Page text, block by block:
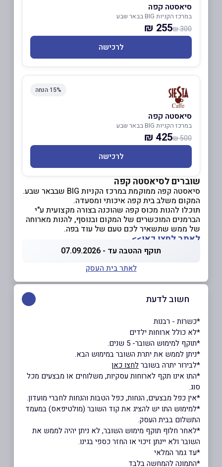
סיאסטה קפה
במרכז הקניות BIG בבאר שבע
300 ₪
255 ₪
לרכישה
15% הנחה
סיאסטה קפה
במרכז הקניות BIG בבאר שבע
500 ₪
425 ₪
לרכישה
שוברים לסיאסטה קפה
סיאסטה קפה ממוקמת במרכז הקניות BIG שבבאר שבע.
המקום משלב בית קפה איכותי ומסעדה.
תוכלו להנות מכוס קפה שהוכנה בצורה מקצועית ע"י
הברמנים המוכשרים של המקום ובנוסף, להנות מארוחה
של ממש שתשאיר לכם טעם של עוד בפה.
לאתר לחצו כאן>>
תוקף ההטבה עד - 07.09.2026
לאתר בית העסק
חשוב לדעת
*כשרות - רבנות
*לא כולל ארוחות ילדים
*תוקף למימוש השובר- 5 שנים.
*ניתן לממש את יתרת השובר במימוש הבא.
*לבירור יתרה בשוברלחצו כאן
*התו אינו תקף לארוחות עסקיות, משלוחים או מבצעים מכל
סוג.
*אין כפל מבצעים, הנחות, כפל הטבות והנחות לחברי מועדון.
*למימוש התו יש להציג את קוד השובר (מולטיפאס) במעמד
התשלום בבית העסק.
*לאחר חלוף תוקף מימוש השובר, לא ניתן יהיה לממש את
השובר ולא יינתן זיכוי או החזר כספי בגינו.
*עד גמר המלאי
*התמונה להמחשה בלבד